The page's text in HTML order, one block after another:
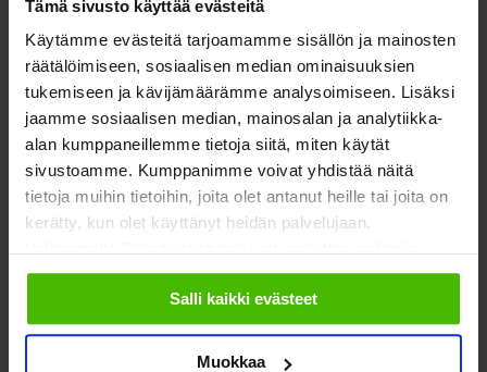
Tämä sivusto käyttää evästeitä
Käytämme evästeitä tarjoamamme sisällön ja mainosten
räätälöimiseen, sosiaalisen median ominaisuuksien
tukemiseen ja kävijämäärämme analysoimiseen. Lisäksi
jaamme sosiaalisen median, mainosalan ja analytiikka-
alan kumppaneillemme tietoja siitä, miten käytät
sivustoamme. Kumppanimme voivat yhdistää näitä
tietoja muihin tietoihin, joita olet antanut heille tai joita on
kerätty, kun olet käyttänyt heidän palvelujaan.
evästeisiin.
Salli kaikki evästeet
Muokkaa
Järjestötyöhön
kohdistuvat leikkaukset
iskevät heikoimpien
auttamiseen
euron leikkausta valtionavustuksiin, joiden turvin järjestöt
edistävät terveyttä ja sosiaalista hyvinvointia.
SOSTE korostaa, että sosiaali- ja terveysjärjestöjen